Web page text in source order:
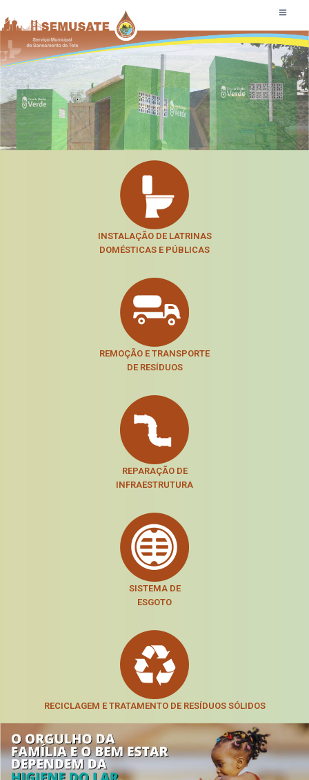
.
INSTALAÇÃO DE LATRINAS
DOMÉSTICAS E PÚBLICAS
REMOÇÃO E TRANSPORTE
DE RESÍDUOS
REPARAÇÃO DE
INFRAESTRUTURA
SISTEMA DE
ESGOTO
RECICLAGEM E TRATAMENTO DE RESÍDUOS SÓLIDOS